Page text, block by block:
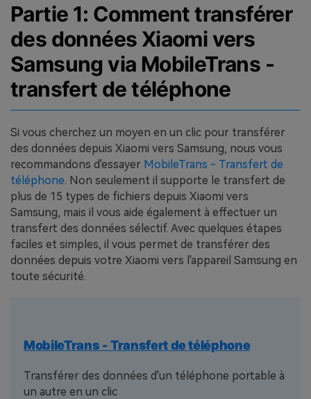
Partie 1: Comment transférer
des données Xiaomi vers
Samsung via MobileTrans -
transfert de téléphone
Si vous cherchez un moyen en un clic pour transférer
des données depuis Xiaomi vers Samsung, nous vous
recommandons d'essayer MobileTrans - Transfert de
téléphone . Non seulement il supporte le transfert de
plus de 15 types de fichiers depuis Xiaomi vers
Samsung, mais il vous aide également à effectuer un
transfert des données sélectif. Avec quelques étapes
faciles et simples, il vous permet de transférer des
données depuis votre Xiaomi vers l'appareil Samsung en
toute sécurité.
MobileTrans - Transfert de téléphone
Transférer des données d'un téléphone portable à
un autre en un clic